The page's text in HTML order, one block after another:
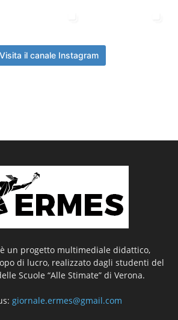
Visita il canale Instagram
un progetto multimediale didattico,
di lucro, realizzato dagli studenti del
Scuole “Alle Stimate” di Verona.
giornale.ermes@gmail.com